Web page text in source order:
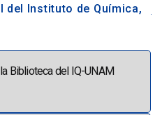
del Instituto de Química,
Biblioteca del IQ-UNAM